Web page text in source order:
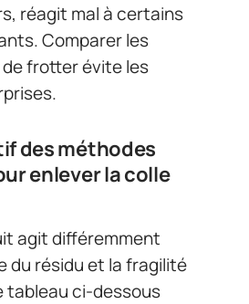
réagit mal à certains
Comparer les
frotter évite les
des méthodes
enlever la colle
agit différemment
du résidu et la fragilité
tableau ci-dessous